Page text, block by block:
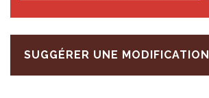
SUGGÉRER UNE MODIFICATION